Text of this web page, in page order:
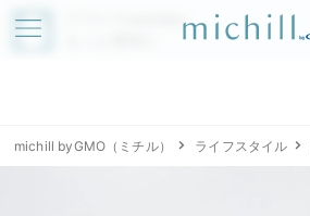
アプリでmichillが
michill byGMO（ミチル） ライフスタイル